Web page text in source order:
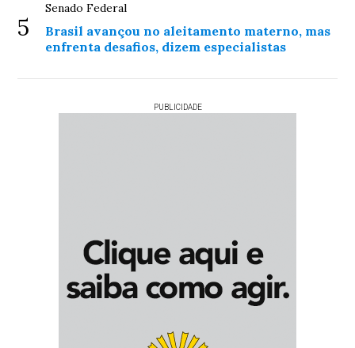
5
Senado Federal
Brasil avançou no aleitamento materno, mas
enfrenta desafios, dizem especialistas
PUBLICIDADE